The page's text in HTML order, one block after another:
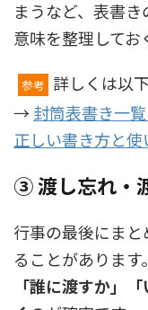
まうなど、表書き
意味を整理してお
参考 詳しくは以
→ 封筒表書き一
正しい書き方と
③ 渡し忘れ・
行事の最後にま
ることがあります。
「誰に渡すか」